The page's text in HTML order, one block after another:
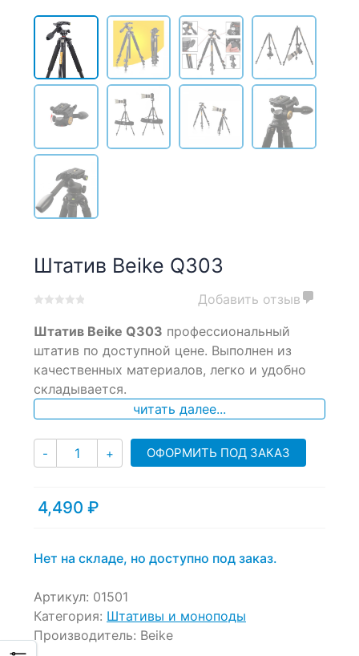
Штатив Beike Q303
out
on
customer
ratings
Добавить отзыв
Штатив Beike Q303 профессиональный
штатив по доступной цене. Выполнен из
качественных материалов, легко и удобно
складывается.
читать далее...
- Количество
+ ОФОРМИТЬ ПОД ЗАКАЗ
4,490 ₽
Нет на складе, но доступно под заказ.
Артикул: 01501
Категория: Штативы и моноподы
Производитель: Beike